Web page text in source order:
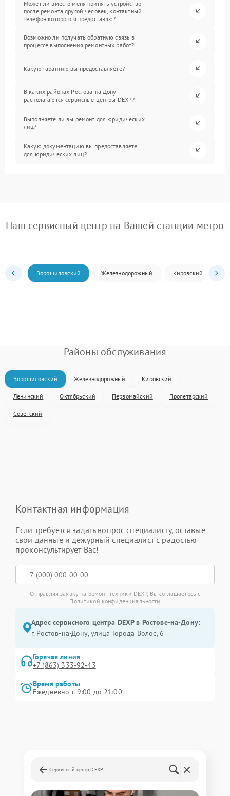
Может ли вместо меня принять устройство
после ремонта другой человек, контактный
телефон которого я предоставлю?
Возможно ли получать обратную связь в
процессе выполнения ремонтных работ?
Какую гарантию вы предоставляете?
В каких районах Ростова-на-Дону
располагаются сервисные центры DEXP?
Выполняете ли вы ремонт для юридических
лиц?
Какую документацию вы предоставляете
для юридических лиц?
Наш сервисный центр на Вашей станции метро
Ворошиловский Железнодорожный Кировский
Районы обслуживания
Ворошиловский Железнодорожный Кировский
Ленинский Октябрьский Первомайский Пролетарский
Советский
Контактная информация
Если требуется задать вопрос специалисту, оставьте
свои данные и дежурный специалист с радостью
проконсультирует Вас!
Отправляя заявку на ремонт техники DEXP, Вы соглашаетесь с
Политикой конфиденциальности
Адрес сервисного центра DEXP в Ростове-на-Дону:
г. Ростов-на-Дону, улица Города Волос, 6
Горячая линия
+7 (863) 333-92-43
Время работы
Ежедневно с 9:00 до 21:00
Сервисный центр DEXP